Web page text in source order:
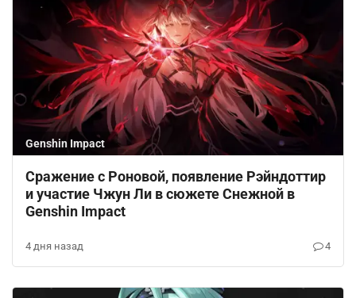
Genshin Impact
Сражение с Роновой, появление Рэйндоттир
и участие Чжун Ли в сюжете Снежной в
Genshin Impact
4 дня назад 4